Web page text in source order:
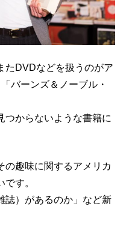
たDVDなどを扱うのがア
バーンズ＆ノーブル・
つからないような書籍に
の趣味に関するアメリカ
す。
誌）があるのか」など新